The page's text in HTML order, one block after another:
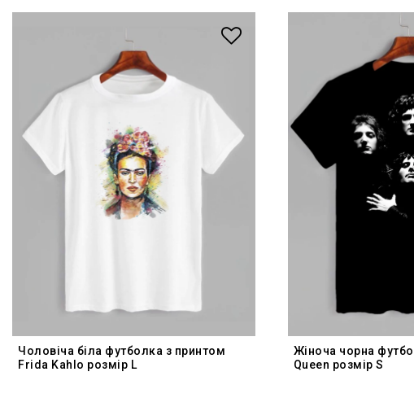
Чоловіча біла футболка з принтом
Frida Kahlo розмір L
Жіноча чорна
Queen розмір S